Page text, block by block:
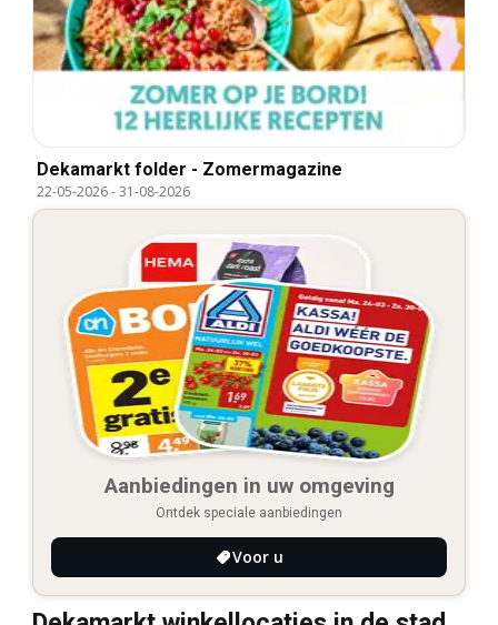
Dekamarkt folder - Zomermagazine
22-05-2026-31-08-2026
Aanbiedingen in uw omgeving
Ontdek speciale aanbiedingen
Voor u